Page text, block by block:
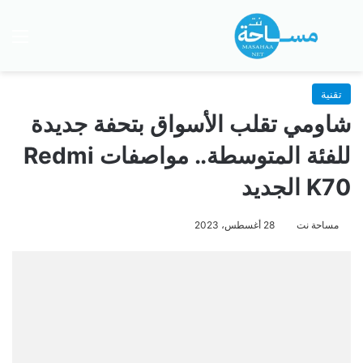
بحث عن
تقنية
شاومي تقلب الأسواق بتحفة جديدة
للفئة المتوسطة.. مواصفات Redmi
K70 الجديد
مساحة نت 28 أغسطس، 2023